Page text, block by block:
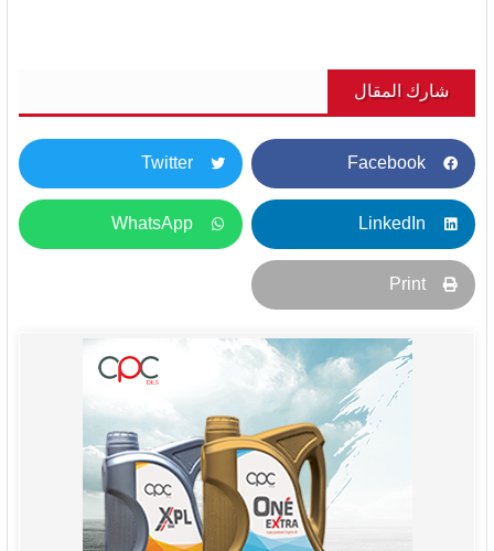
شارك المقال
Facebook
Twitter
LinkedIn
WhatsApp
Print